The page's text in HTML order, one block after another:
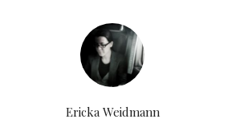
Ericka Weidmann